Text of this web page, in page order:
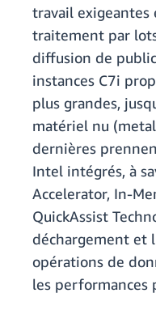
travail exigeantes
traitement par
diffusion de
instances C7i
plus grandes,
matériel nu
dernières
Intel intégrés, à
Accelerator, In-
QuickAssist
déchargement et
opérations de
les performances